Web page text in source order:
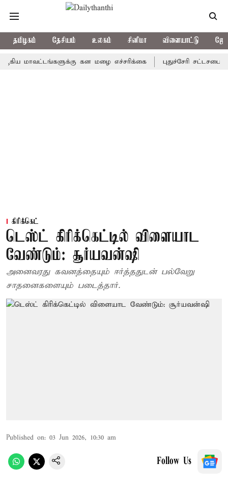
தமிழகம் தேசியம் உலகம் சினிமா விளையாட்டு
கன மழை எச்சரிக்கை புதுச்சேரி சட்டசபையில்
கிரிக்கெட்
டெஸ்ட் கிரிக்கெட்டில் விளையாட
வேண்டும்: சூர்யவன்ஷி
அனைவரது கவனத்தையும் ஈர்த்ததுடன் பல்வேறு
சாதனைகளையும் படைத்தார்.
Published on: 03 Jun 2026, 10:30 am
Follow Us